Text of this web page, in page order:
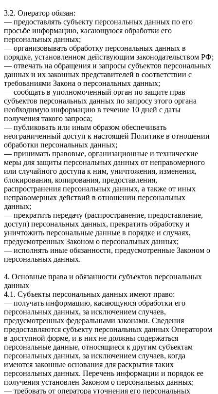
3.2. Оператор обязан:
— предоставлять субъекту персональных данных по его
просьбе информацию, касающуюся обработки его
персональных данных;
— организовывать обработку персональных данных в
порядке, установленном действующим законодательством РФ;
— отвечать на обращения и запросы субъектов персональных
данных и их законных представителей в соответствии с
требованиями Закона о персональных данных;
— сообщать в уполномоченный орган по защите прав
субъектов персональных данных по запросу этого органа
необходимую информацию в течение 10 дней с даты
получения такого запроса;
— публиковать или иным образом обеспечивать
неограниченный доступ к настоящей Политике в отношении
обработки персональных данных;
— принимать правовые, организационные и технические
меры для защиты персональных данных от неправомерного
или случайного доступа к ним, уничтожения, изменения,
блокирования, копирования, предоставления,
распространения персональных данных, а также от иных
неправомерных действий в отношении персональных
данных;
— прекратить передачу (распространение, предоставление,
доступ) персональных данных, прекратить обработку и
уничтожить персональные данные в порядке и случаях,
предусмотренных Законом о персональных данных;
— исполнять иные обязанности, предусмотренные Законом о
персональных данных.
4. Основные права и обязанности субъектов персональных
данных
4.1. Субъекты персональных данных имеют право:
— получать информацию, касающуюся обработки его
персональных данных, за исключением случаев,
предусмотренных федеральными законами. Сведения
предоставляются субъекту персональных данных Оператором
в доступной форме, и в них не должны содержаться
персональные данные, относящиеся к другим субъектам
персональных данных, за исключением случаев, когда
имеются законные основания для раскрытия таких
персональных данных. Перечень информации и порядок ее
получения установлен Законом о персональных данных;
— требовать от оператора уточнения его персональных